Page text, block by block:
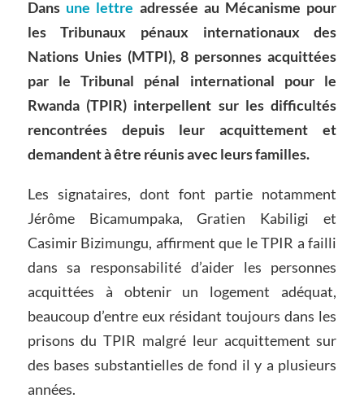
Dans une lettre adressée au Mécanisme pour
les Tribunaux pénaux internationaux des
Nations Unies (MTPI), 8 personnes acquittées
par le Tribunal pénal international pour le
Rwanda (TPIR) interpellent sur les difficultés
rencontrées depuis leur acquittement et
demandent à être réunis avec leurs familles.
Les signataires, dont font partie notamment
Jérôme Bicamumpaka, Gratien Kabiligi et
Casimir Bizimungu, affirment que le TPIR a failli
dans sa responsabilité d’aider les personnes
acquittées à obtenir un logement adéquat,
beaucoup d’entre eux résidant toujours dans les
prisons du TPIR malgré leur acquittement sur
des bases substantielles de fond il y a plusieurs
années.